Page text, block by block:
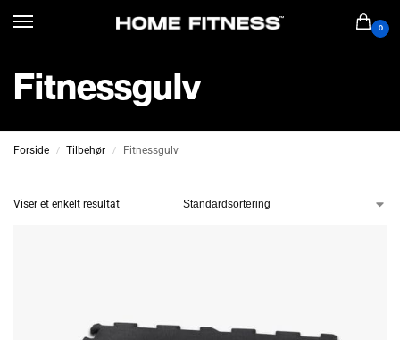
0
Fitnessgulv
Forside / Tilbehør / Fitnessgulv
Viser et enkelt resultat